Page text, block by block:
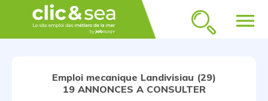
menu
Emploi mecanique Landivisiau (29)
19 ANNONCES A CONSULTER